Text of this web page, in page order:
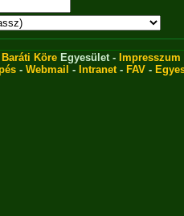
Köre Egyesület - Impresszum
- Webmail - Intranet- FAV -